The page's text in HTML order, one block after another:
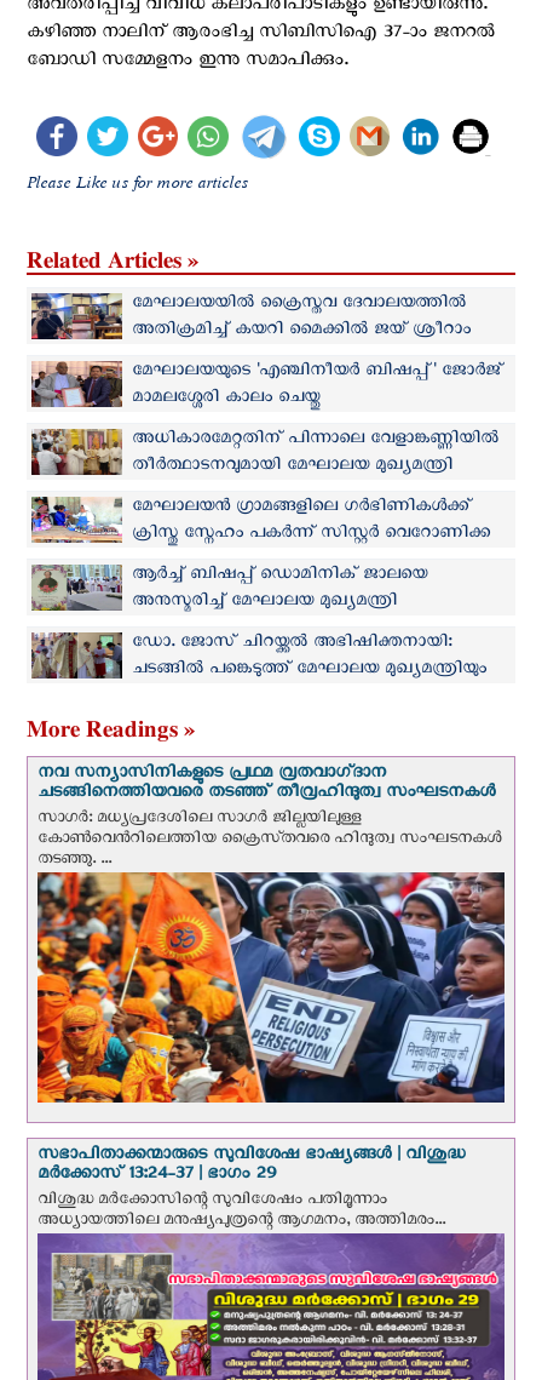
അവതരിപ്പിച്ച വിവിധ കലാപരിപാടികളും ഉണ്ടായിരുന്നു.
കഴിഞ്ഞ നാലിന് ആരംഭിച്ച സിബിസിഐ 37-ാം ജനറൽ
ബോഡി സമ്മേളനം ഇന്നു സമാപിക്കും.
Please Like us for more articles
Related Articles »
മേഘാലയയില്‍ ക്രൈസ്തവ ദേവാലയത്തിൽ
അതിക്രമിച്ച് കയറി മൈക്കിൽ ജയ് ശ്രീറാം
വിളി
മേഘാലയയുടെ 'എഞ്ചിനീയര്‍ ബിഷപ്പ്' ജോർജ്
മാമലശ്ശേരി കാലം ചെയ്തു
അധികാരമേറ്റതിന് പിന്നാലെ വേളാങ്കണ്ണിയില്‍
തീര്‍ത്ഥാടനവുമായി മേഘാലയ മുഖ്യമന്ത്രി
മേഘാലയന്‍ ഗ്രാമങ്ങളിലെ ഗര്‍ഭിണികള്‍ക്ക്
ക്രിസ്തു സ്നേഹം പകര്‍ന്ന് സിസ്റ്റര്‍ വെറോണിക്ക
ആർച്ച് ബിഷപ്പ് ഡൊമിനിക് ജാലയെ
അനുസ്മരിച്ച് മേഘാലയ മുഖ്യമന്ത്രി
ഡോ. ജോസ് ചിറയ്ക്കല്‍ അഭിഷിക്തനായി:
ചടങ്ങില്‍ പങ്കെടുത്ത് മേഘാലയ മുഖ്യമന്ത്രിയും
More Readings »
നവ സന്യാസിനികളുടെ പ്രഥമ വ്രതവാഗ്‌ദാന
ചടങ്ങിനെത്തിയവരെ തടഞ്ഞ് തീവ്രഹിന്ദുത്വ സംഘടനകള്‍
സാഗർ: മധ്യപ്രദേശിലെ സാഗർ ജില്ലയിലുള്ള
കോൺവെന്‍റിലെത്തിയ ക്രൈസ്‌തവരെ ഹിന്ദുത്വ സംഘടനകൾ
തടഞ്ഞു. ...
സഭാപിതാക്കന്മാരുടെ സുവിശേഷ ഭാഷ്യങ്ങള്‍ | വിശുദ്ധ
മര്‍ക്കോസ് 13:24-37 | ഭാഗം 29
വിശുദ്ധ മര്‍ക്കോസിന്റെ സുവിശേഷം പതിമൂന്നാം
അധ്യായത്തിലെ മനുഷ്യപുത്രന്റെ ആഗമനം, അത്തിമരം...